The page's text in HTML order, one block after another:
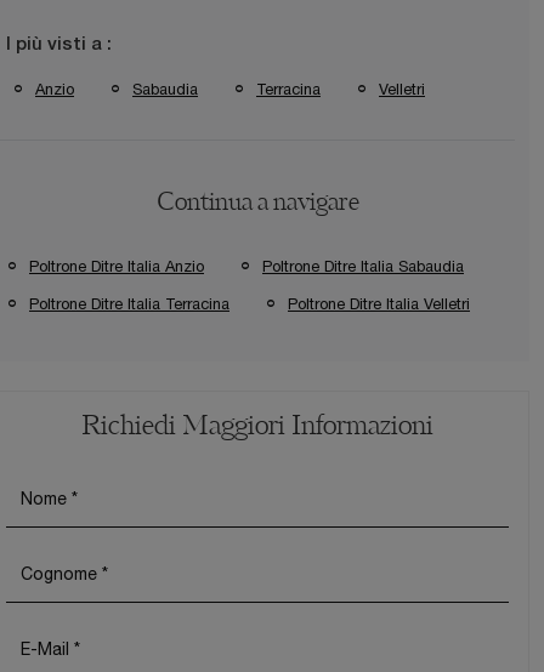
I più visti a :
Anzio Sabaudia Terracina Velletri
Continua a navigare
Poltrone Ditre Italia Anzio Poltrone Ditre Italia Sabaudia
Poltrone Ditre Italia Terracina Poltrone Ditre Italia Velletri
Richiedi Maggiori Informazioni